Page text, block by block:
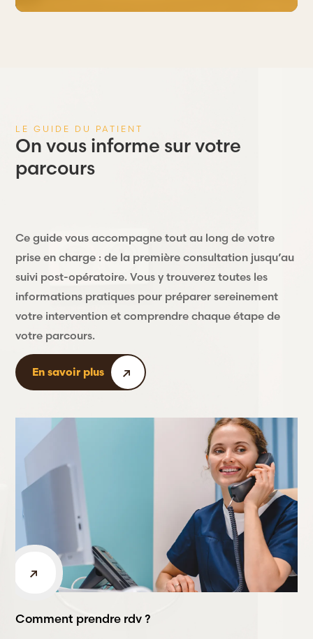
LE GUIDE DU PATIENT
On vous informe sur votre
parcours
Ce guide vous accompagne tout au long de votre
prise en charge : de la première consultation jusqu’au
suivi post-opératoire. Vous y trouverez toutes les
informations pratiques pour préparer sereinement
votre intervention et comprendre chaque étape de
votre parcours.
En savoir plus
Comment prendre rdv ?